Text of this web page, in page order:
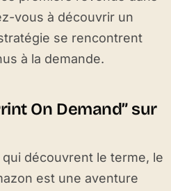
vous à découvrir un
se rencontrent
à la demande.
On Demand” sur
découvrent le terme, le
est une aventure